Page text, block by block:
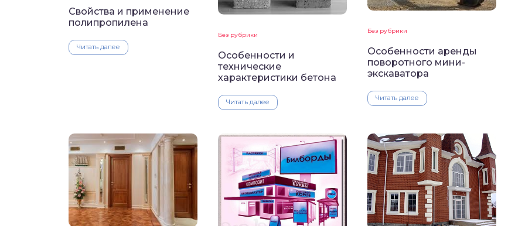
Свойства и применение
полипропилена
Читать далее
Без рубрики
Особенности и
технические
характеристики бетона
Читать далее
Без рубрики
Особенности аренды
поворотного мини-
экскаватора
Читать далее